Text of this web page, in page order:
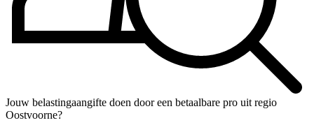
Jouw belastingaangifte doen door een betaalbare pro uit regio
Oostvoorne?